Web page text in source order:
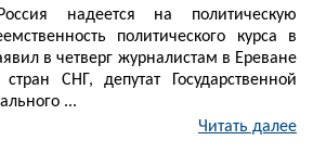
надеется на политическую
политического курса в
в четверг журналистам в Ереване
стран СНГ, депутат Государственной
...
Читать далее